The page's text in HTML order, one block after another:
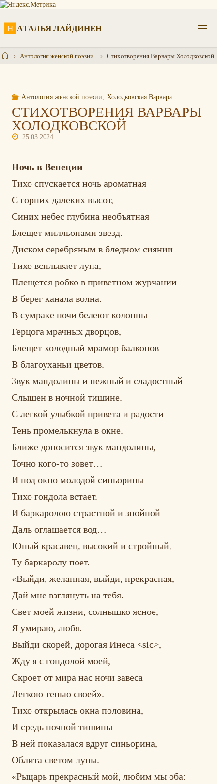
Перейти
Н АТАЛЬЯ ЛАЙДИНЕН
ГлавнаяАнтология женской поэзии Стихотворения Варвары Холодковской
Антология женской поэзии Холодковская Варвара
СТИХОТВОРЕНИЯ ВАРВАРЫ
ХОЛОДКОВСКОЙ
25.03.2024
Ночь в Венеции
Тихо спускается ночь ароматная
С горних далеких высот,
Синих небес глубина необъятная
Блещет милльонами звезд.
Диском серебряным в бледном сиянии
Тихо всплывает луна,
Плещется робко в приветном журчании
В берег канала волна.
В сумраке ночи белеют колонны
Герцога мрачных дворцов,
Блещет холодный мрамор балконов
В благоуханьи цветов.
Звук мандолины и нежный и сладостный
Слышен в ночной тишине.
С легкой улыбкой привета и радости
Тень промелькнула в окне.
Ближе доносится звук мандолины,
Точно кого-то зовет…
И под окно молодой синьорины
Тихо гондола встает.
И баркаролою страстной и знойной
Даль оглашается вод…
Юный красавец, высокий и стройный,
Ту баркаролу поет.
«Выйди, желанная, выйди, прекрасная,
Дай мне взглянуть на тебя.
Свет моей жизни, солнышко ясное,
Я умираю, любя.
Выйди скорей, дорогая Инеса <sic>,
Жду я с гондолой моей,
Скроет от мира нас ночи завеса
Легкою тенью своей».
Тихо открылась окна половина,
И средь ночной тишины
В ней показалася вдруг синьорина,
Облита светом луны.
«Рыцарь прекрасный мой, любим мы оба: